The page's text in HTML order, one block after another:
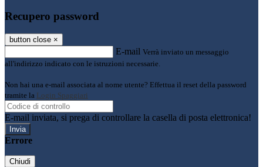
Recupero password
button close ×
E-mail Verrà inviato un messaggio
all'indirizzo indicato con le istruzioni necessarie.
Non hai una e-mail associata al nome utente? Effettua il reset della password
tramite la Login Spaggiari
E-mail inviata, si prega di controllare la casella di posta elettronica!
Errore
Chiudi